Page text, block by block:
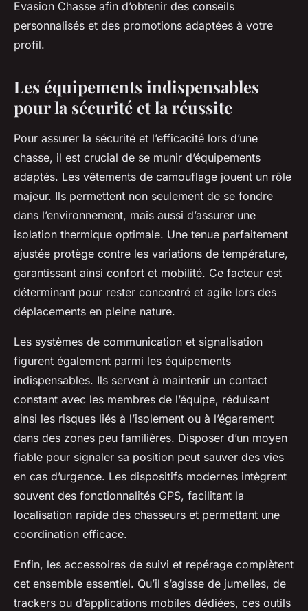
Evasion Chasse afin d’obtenir des conseils
personnalisés et des promotions adaptées à votre
profil.
Les équipements indispensables
pour la sécurité et la réussite
Pour assurer la sécurité et l’efficacité lors d’une
chasse, il est crucial de se munir d’équipements
adaptés. Les vêtements de camouflage jouent un rôle
majeur. Ils permettent non seulement de se fondre
dans l’environnement, mais aussi d’assurer une
isolation thermique optimale. Une tenue parfaitement
ajustée protège contre les variations de température,
garantissant ainsi confort et mobilité. Ce facteur est
déterminant pour rester concentré et agile lors des
déplacements en pleine nature.
Les systèmes de communication et signalisation
figurent également parmi les équipements
indispensables. Ils servent à maintenir un contact
constant avec les membres de l’équipe, réduisant
ainsi les risques liés à l’isolement ou à l’égarement
dans des zones peu familières. Disposer d’un moyen
fiable pour signaler sa position peut sauver des vies
en cas d’urgence. Les dispositifs modernes intègrent
souvent des fonctionnalités GPS, facilitant la
localisation rapide des chasseurs et permettant une
coordination efficace.
Enfin, les accessoires de suivi et repérage complètent
cet ensemble essentiel. Qu’il s’agisse de jumelles, de
trackers ou d’applications mobiles dédiées, ces outils